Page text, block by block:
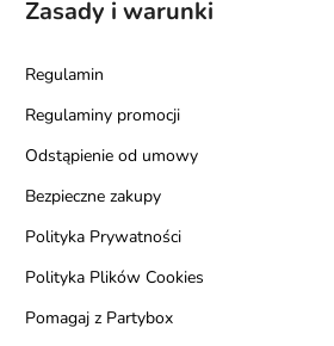
Zasady i warunki
Regulamin
Regulaminy promocji
Odstąpienie od umowy
Bezpieczne zakupy
Polityka Prywatności
Polityka Plików Cookies
Pomagaj z Partybox